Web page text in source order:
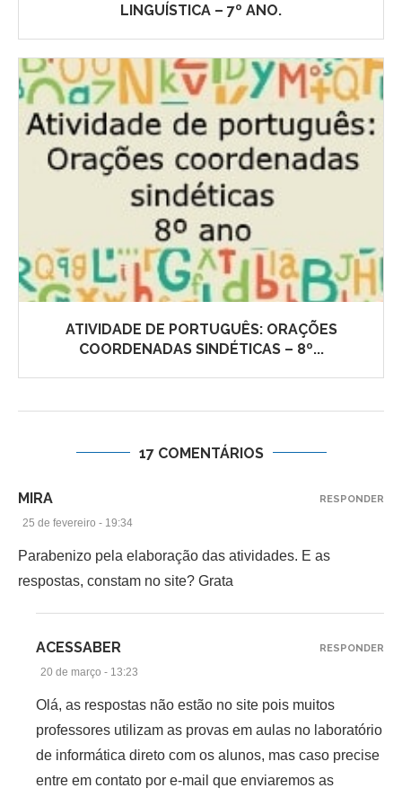
LINGUÍSTICA – 7º ANO.
ATIVIDADE DE PORTUGUÊS: ORAÇÕES
COORDENADAS SINDÉTICAS – 8º...
17 COMENTÁRIOS
MIRA
25 de fevereiro - 19:34
Parabenizo pela elaboração das atividades. E as
respostas, constam no site? Grata
RESPONDER
ACESSABER
20 de março - 13:23
Olá, as respostas não estão no site pois muitos
professores utilizam as provas em aulas no laboratório
de informática direto com os alunos, mas caso precise
entre em contato por e-mail que enviaremos as
RESPONDER